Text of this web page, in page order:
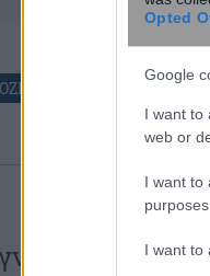
Opted
Google
I want to
web or
I want to
purposes.
I want to